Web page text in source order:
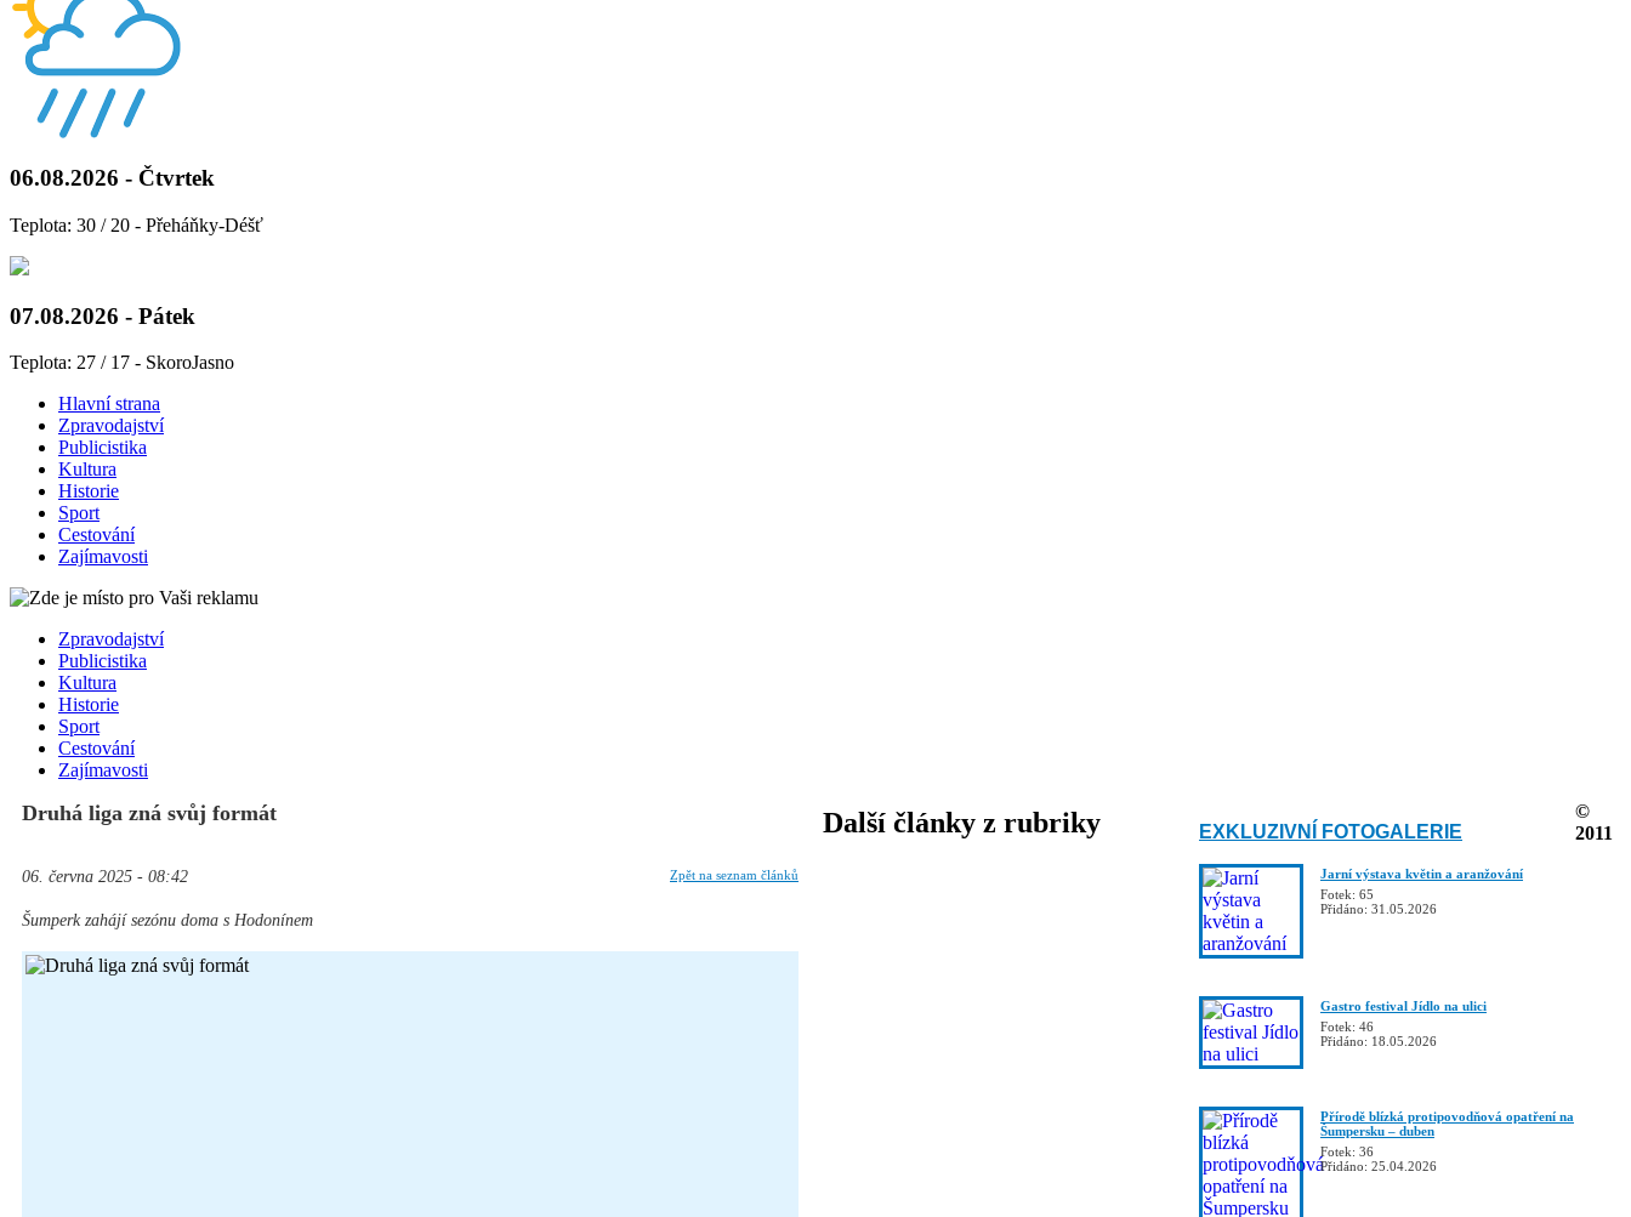
06.08.2026 - Čtvrtek
Teplota: 30 / 20 - Přeháňky-Déšť
07.08.2026 - Pátek
Teplota: 27 / 17 - SkoroJasno
Hlavní strana
Zpravodajství
Publicistika
Kultura
Historie
Sport
Cestování
Zajímavosti
Zpravodajství
Publicistika
Kultura
Historie
Sport
Cestování
Zajímavosti
Druhá liga zná svůj formát
06. června 2025 - 08:42 Zpět na seznam článků
Šumperk zahájí sezónu doma s Hodonínem
Další články z rubriky EXKLUZIVNÍ FOTOGALERIE
Jarní výstava květin a aranžování
Fotek: 65
Přidáno: 31.05.2026
Gastro festival Jídlo na ulici
Fotek: 46
Přidáno: 18.05.2026
Přírodě blízká protipovodňová opatření na
Šumpersku – duben
Fotek: 36
Přidáno: 25.04.2026
©
2011